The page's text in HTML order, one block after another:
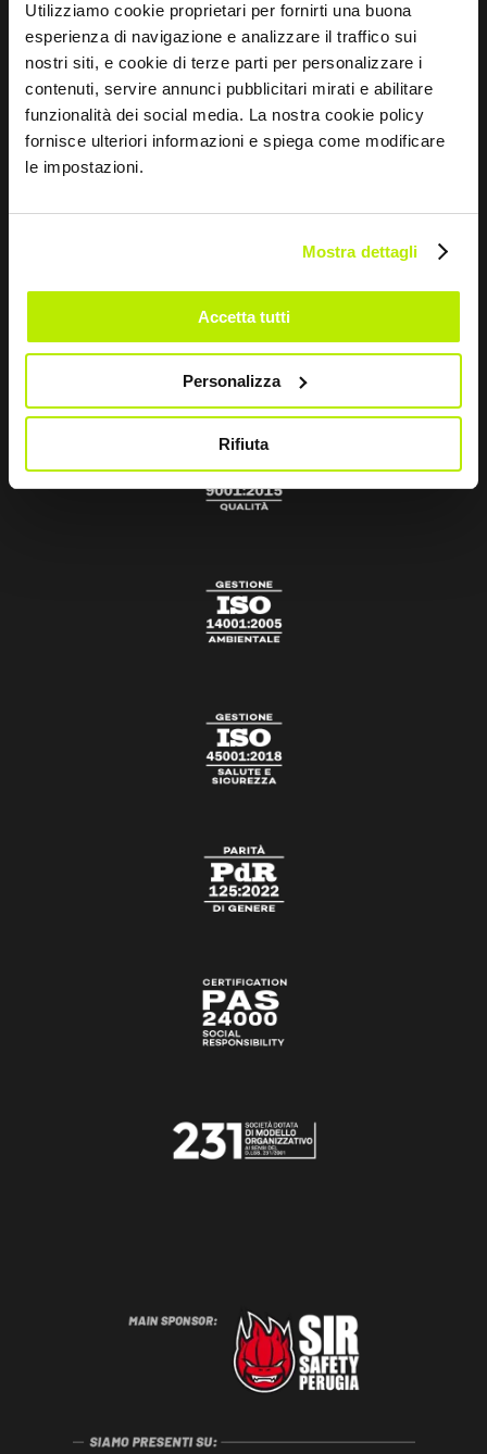
Utilizziamo cookie proprietari per fornirti una buona
esperienza di navigazione e analizzare il traffico sui
nostri siti, e cookie di terze parti per personalizzare i
contenuti, servire annunci pubblicitari mirati e abilitare
funzionalità dei social media. La nostra cookie policy
fornisce ulteriori informazioni e spiega come modificare
le impostazioni.
Mostra dettagli
Accetta tutti
Personalizza
Rifiuta
CONTATTI
Via dei Fornaciai, 9, 06081 Assisi (PG) - Italia
+39 075 804 37 37
vendite@pec.sirsafety.com